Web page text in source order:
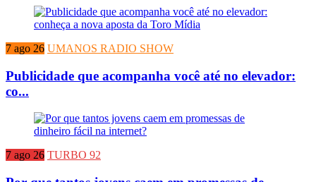
7 ago 26 UMANOS RADIO SHOW
Publicidade que acompanha você até no elevador:
co...
7 ago 26 TURBO 92